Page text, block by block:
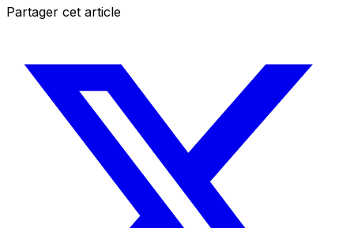
Partager cet article